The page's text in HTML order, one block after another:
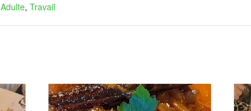
Adulte, Travail